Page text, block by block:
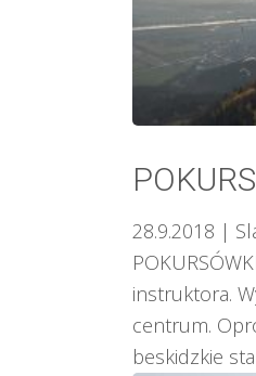
28.9.2018 |
instruktora.
centrum.
beskidzkie